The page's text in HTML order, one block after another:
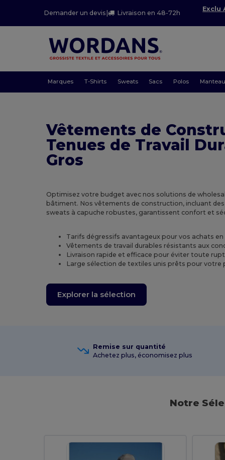
Demander un devis | Livraison en 48-72h
Exclu
Marques T-Shirts Sweats Sacs Polos
Vêtements de
Tenues de Travail
Gros
Optimisez votre budget avec nos solutions de
bâtiment. Nos vêtements de construction, incluant
sweats à capuche robustes, garantissent confort et
Tarifs dégressifs avantageux pour vos achats
Vêtements de travail durables résistants aux
Livraison rapide et efficace pour éviter toute
Large sélection de textiles unis prêts pour votre
Explorer la sélection
Remise sur quantité
Achetez plus, économisez plus
Notre